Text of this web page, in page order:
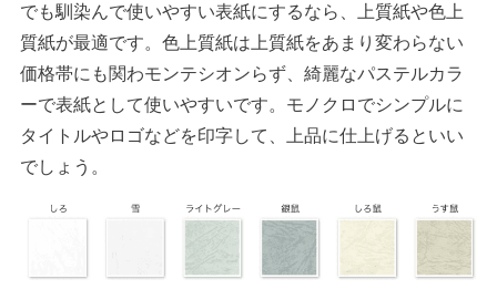
でも馴染んで使いやすい表紙にするなら、上質紙や色上
質紙が最適です。色上質紙は上質紙をあまり変わらない
価格帯にも関わモンテシオンらず、綺麗なパステルカラ
ーで表紙として使いやすいです。モノクロでシンプルに
タイトルやロゴなどを印字して、上品に仕上げるといい
でしょう。